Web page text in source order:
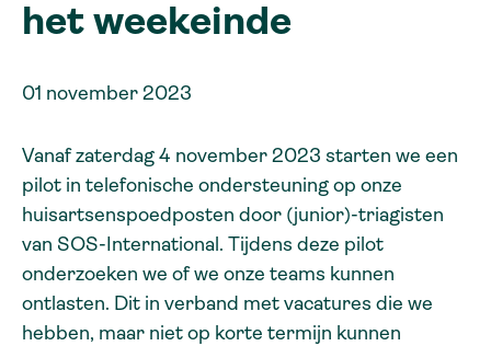
het weekeinde
01 november 2023
Vanaf zaterdag 4 november 2023 starten we een
pilot in telefonische ondersteuning op onze
huisartsenspoedposten door (junior)-triagisten
van SOS-International. Tijdens deze pilot
onderzoeken we of we onze teams kunnen
ontlasten. Dit in verband met vacatures die we
hebben, maar niet op korte termijn kunnen